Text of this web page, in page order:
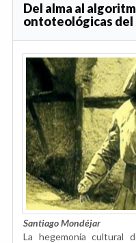
Del alma al
ontoteológicas del
Santiago Mondéjar
La hegemonía cultural